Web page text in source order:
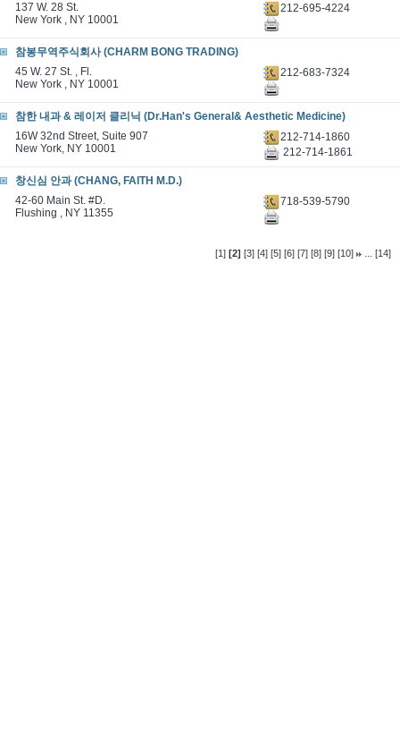
137 W. 28 St.
New York , NY 10001
212-695-4224
참봉무역주식회사 (CHARM BONG TRADING)
45 W. 27 St. , Fl.
New York , NY 10001
212-683-7324
참한 내과 & 레이저 클리닉 (Dr.Han's General& Aesthetic Medicine)
16W 32nd Street, Suite 907
New York, NY 10001
212-714-1860
212-714-1861
창신심 안과 (CHANG, FAITH M.D.)
42-60 Main St. #D.
Flushing , NY 11355
718-539-5790
[1] [2] [3] [4] [5] [6] [7] [8] [9] [10] ... [14]